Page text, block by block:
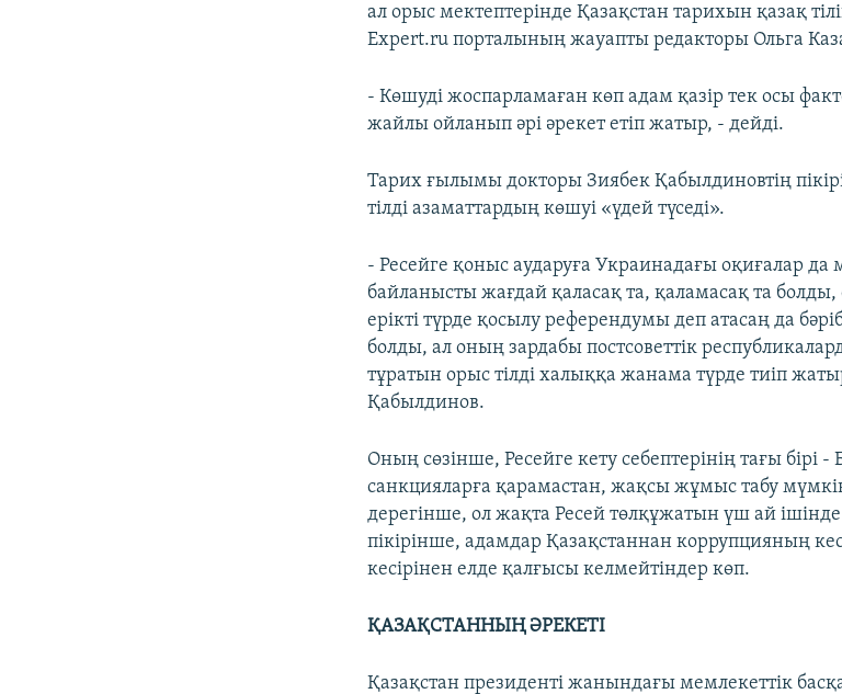
ал орыс мектептерінде Қазақстан тарихын қазақ
Expert.ru порталының жауапты редакторы Ольга
- Көшуді жоспарламаған көп адам қазір тек осы
жайлы ойланып әрі әрекет етіп жатыр, - дейді.
Тарих ғылымы докторы Зиябек Қабылдиновтің
тілді азаматтардың көшуі «үдей түседі».
- Ресейге қоныс аударуға Украинадағы оқиғалар
байланысты жағдай қаласақ та, қаламасақ та
ерікті түрде қосылу референдумы деп атасаң да
болды, ал оның зардабы постсоветтік
тұратын орыс тілді халыққа жанама түрде тиіп
Қабылдинов.
Оның сөзінше, Ресейге кету себептерінің тағы бірі -
санкцияларға қарамастан, жақсы жұмыс табу
дерегінше, ол жақта Ресей төлқұжатын үш ай
пікірінше, адамдар Қазақстаннан коррупцияның
кесірінен елде қалғысы келмейтіндер көп.
ҚАЗАҚСТАННЫҢ ӘРЕКЕТІ
Қазақстан президенті жанындағы мемлекеттік